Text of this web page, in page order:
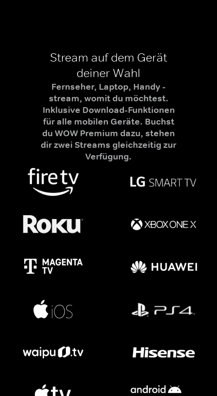
Stream auf dem Gerät
deiner Wahl
Fernseher, Laptop, Handy -
stream, womit du möchtest.
Inklusive Download-Funktionen
für alle mobilen Geräte. Buchst
du WOW Premium dazu, stehen
dir zwei Streams gleichzeitig zur
Verfügung.